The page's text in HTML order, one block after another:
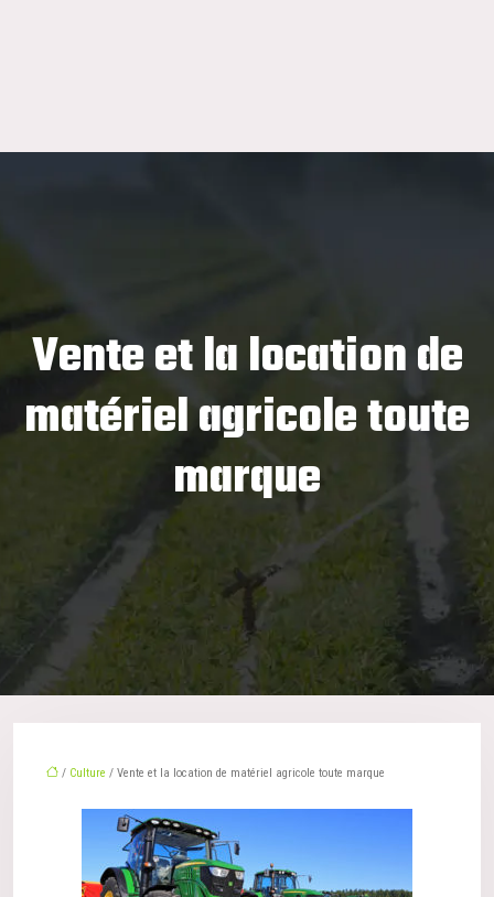
Vente et la location de
matériel agricole toute
marque
/ Culture / Vente et la location de matériel agricole toute marque